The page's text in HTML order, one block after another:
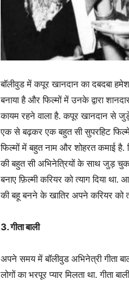
बॉलीवुड में कपूर खानदान का दबदबा
बनाया है और फिल्मों में उनके द्वारा
कायम रहने वाला है. कपूर खानदान से
एक से बढ़कर एक बहुत सी सुपरहिट
फिल्मों में बहुत नाम और शोहरत कमाई
की बहुत सी अभिनेत्रियों के साथ जुड़
बनाए फ़िल्मी करियर को त्याग दिया
की बहू बनने के खातिर अपने करियर को
3. गीता बाली
अपने समय में बॉलीवुड अभिनेत्री गीता
लोगों का भरपूर प्यार मिलता था. गीता